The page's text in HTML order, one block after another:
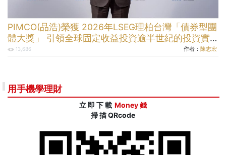
PIMCO(品浩)榮獲 2026年LSEG理柏台灣「債券型團
體大獎」 引領全球固定收益投資逾半世紀的投資實
力13,686 作者： 陳志宏
用手機學理財
立 即 下 載 Money 錢
掃 描 QRcode